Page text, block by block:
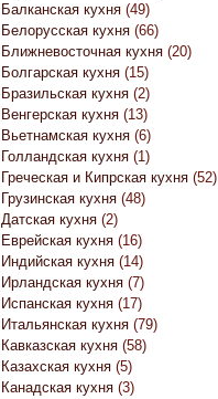
Балканская кухня (49)
Белорусская кухня (66)
Ближневосточная кухня (20)
Болгарская кухня (15)
Бразильская кухня (2)
Венгерская кухня (13)
Вьетнамская кухня (6)
Голландская кухня (1)
Греческая и Кипрская кухня (52)
Грузинская кухня (48)
Датская кухня (2)
Еврейская кухня (16)
Индийская кухня (14)
Ирландская кухня (7)
Испанская кухня (17)
Итальянская кухня (79)
Кавказская кухня (58)
Казахская кухня (5)
Канадская кухня (3)